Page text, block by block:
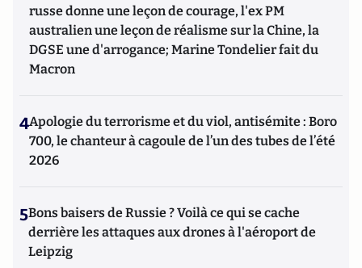
russe donne une leçon de courage, l'ex PM
australien une leçon de réalisme sur la Chine, la
DGSE une d'arrogance; Marine Tondelier fait du
Macron
4Apologie du terrorisme et du viol, antisémite : Boro
700, le chanteur à cagoule de l’un des tubes de l’été
2026
5Bons baisers de Russie ? Voilà ce qui se cache
derrière les attaques aux drones à l'aéroport de
Leipzig